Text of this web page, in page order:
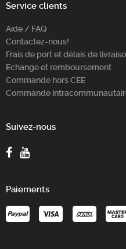
Service clients
Aide / FAQ
Contactez-nous!
Frais de port et délais de
Echange et remboursement
Commande hors CEE
Commande
Suivez-nous
Paiements